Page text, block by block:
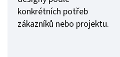
konkrétních potřeb
zákazníků nebo projektu.